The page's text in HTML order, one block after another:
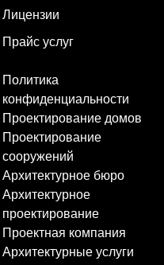
Лицензии
Прайс услуг
Политика
конфиденциальности
Проектирование домов
Проектирование
сооружений
Архитектурное бюро
Архитектурное
проектирование
Проектная компания
Архитектурные услуги